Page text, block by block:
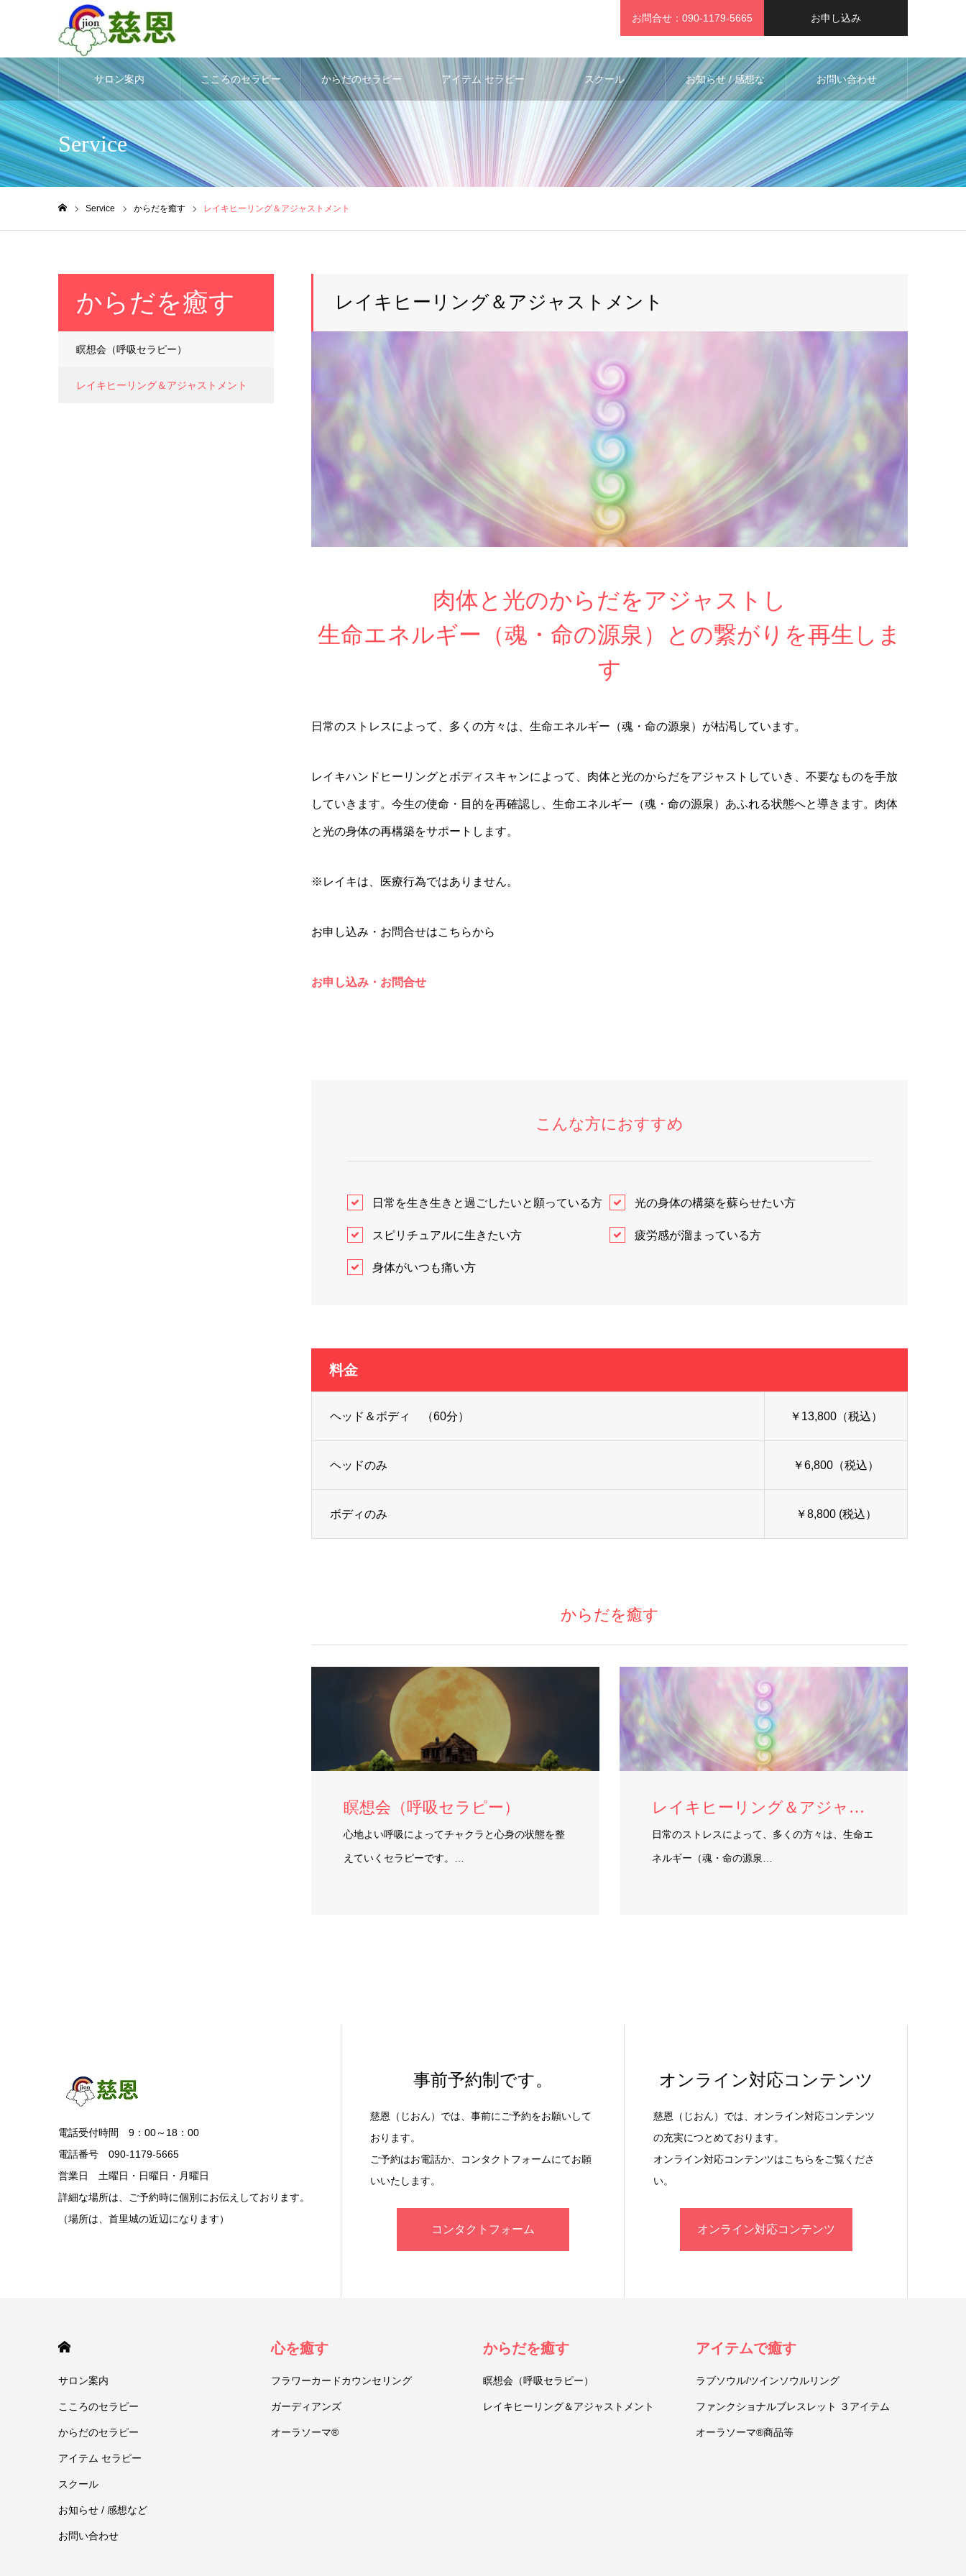
お問合せ：090-1179-5665 お申し込み
サロン案内 こころのセラピー からだのセラピー アイテム セラピー スクール お知らせ / 感想な
ど
お問い合わせ
Service
Service からだを癒す レイキヒーリング＆アジャストメント
レイキヒーリング＆アジャストメント
肉体と光のからだをアジャストし
生命エネルギー（魂・命の源泉）との繋がりを再生しま
す
日常のストレスによって、多くの方々は、生命エネルギー（魂・命の源泉）が枯渇しています。
レイキハンドヒーリングとボディスキャンによって、肉体と光のからだをアジャストしていき、不要なものを手放
していきます。今生の使命・目的を再確認し、生命エネルギー（魂・命の源泉）あふれる状態へと導きます。肉体
と光の身体の再構築をサポートします。
※レイキは、医療行為ではありません。
お申し込み・お問合せはこちらから
お申し込み・お問合せ
こんな方におすすめ
日常を生き生きと過ごしたいと願っている方 光の身体の構築を蘇らせたい方
スピリチュアルに生きたい方 疲労感が溜まっている方
身体がいつも痛い方
料金
ヘッド＆ボディ （60分） ￥13,800（税込）
ヘッドのみ ￥6,800（税込）
ボディのみ ￥8,800 (税込）
からだを癒す
瞑想会（呼吸セラピー）
心地よい呼吸によってチャクラと心身の状態を整
えていくセラピーです。…
レイキヒーリング＆アジャストメント
日常のストレスによって、多くの方々は、生命エ
ネルギー（魂・命の源泉…
からだを癒す
瞑想会（呼吸セラピー）
レイキヒーリング＆アジャストメント
電話受付時間 9：00～18：00
電話番号 090-1179-5665
営業日 土曜日・日曜日・月曜日
詳細な場所は、ご予約時に個別にお伝えしております。
（場所は、首里城の近辺になります）
事前予約制です。
慈恩（じおん）では、事前にご予約をお願いして
おります。
ご予約はお電話か、コンタクトフォームにてお願
いいたします。
コンタクトフォーム
オンライン対応コンテンツ
慈恩（じおん）では、オンライン対応コンテンツ
の充実につとめております。
オンライン対応コンテンツはこちらをご覧くださ
い。
オンライン対応コンテンツ
サロン案内
こころのセラピー
からだのセラピー
アイテム セラピー
スクール
お知らせ / 感想など
お問い合わせ
心を癒す
フラワーカードカウンセリング
ガーディアンズ
オーラソーマ®
からだを癒す
瞑想会（呼吸セラピー）
レイキヒーリング＆アジャストメント
アイテムで癒す
ラブソウル/ツインソウルリング
ファンクショナルブレスレット ３アイテム
オーラソーマ®商品等